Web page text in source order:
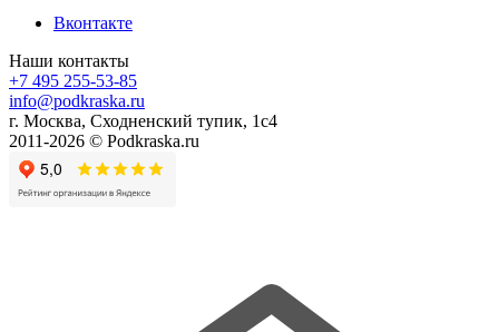
Вконтакте
Наши контакты
+7 495 255-53-85
info@podkraska.ru
г. Москва, Сходненский тупик, 1с4
2011-2026 © Podkraska.ru